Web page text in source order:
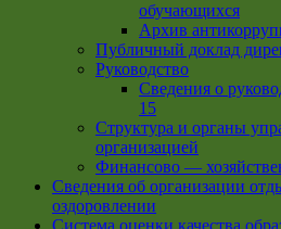
обучающихся
Архив
Публичный доклад
Руководство
Cведения о
15
Структура и органы
организацией
Финансово —
Сведения об организации
оздоровлении
Система оценки качества